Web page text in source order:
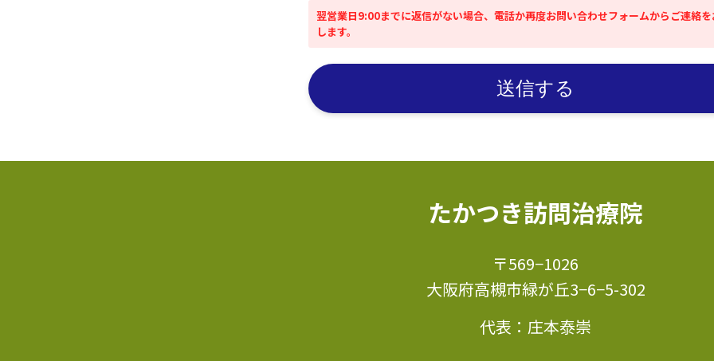
翌営業日9:00までに返信がない場合、電話か再度お問い合わせフォームからご連絡
します。
たかつき訪問治療院
〒569−1026
大阪府高槻市緑が丘3−6−5-302
代表：庄本泰崇